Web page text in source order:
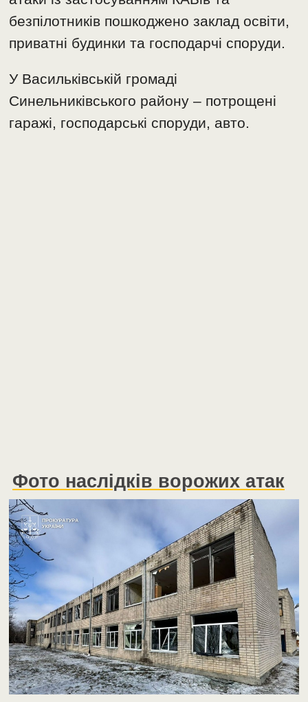
безпілотників пошкоджено заклад освіти,
приватні будинки та господарчі споруди.
У Васильківській громаді
Синельниківського району – потрощені
гаражі, господарські споруди, авто.
Фото наслідків ворожих атак